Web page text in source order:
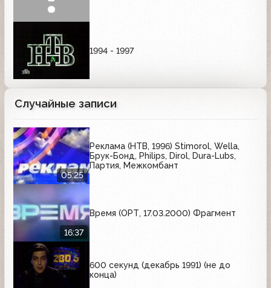
1994 - 1997
Случайные записи
05:25
Реклама (НТВ, 1996) Stimorol, Wella,
Брук-Бонд, Philips, Dirol, Dura-Lubs,
Партия, Межкомбант
16:37
Время (ОРТ, 17.03.2000) Фрагмент
600 секунд (декабрь 1991) (не до
конца)